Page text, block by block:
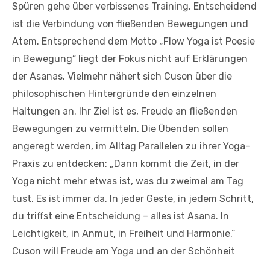
Spüren gehe über verbissenes Training. Entscheidend
ist die Verbindung von fließenden Bewegungen und
Atem. Entsprechend dem Motto „Flow Yoga ist Poesie
in Bewegung“ liegt der Fokus nicht auf Erklärungen
der Asanas. Vielmehr nähert sich Cuson über die
philosophischen Hintergründe den einzelnen
Haltungen an. Ihr Ziel ist es, Freude an fließenden
Bewegungen zu vermitteln. Die Übenden sollen
angeregt werden, im Alltag Parallelen zu ihrer Yoga-
Praxis zu entdecken: „Dann kommt die Zeit, in der
Yoga nicht mehr etwas ist, was du zweimal am Tag
tust. Es ist immer da. In jeder Geste, in jedem Schritt,
du triffst eine Entscheidung – alles ist Asana. In
Leichtigkeit, in Anmut, in Freiheit und Harmonie.“
Cuson will Freude am Yoga und an der Schönheit